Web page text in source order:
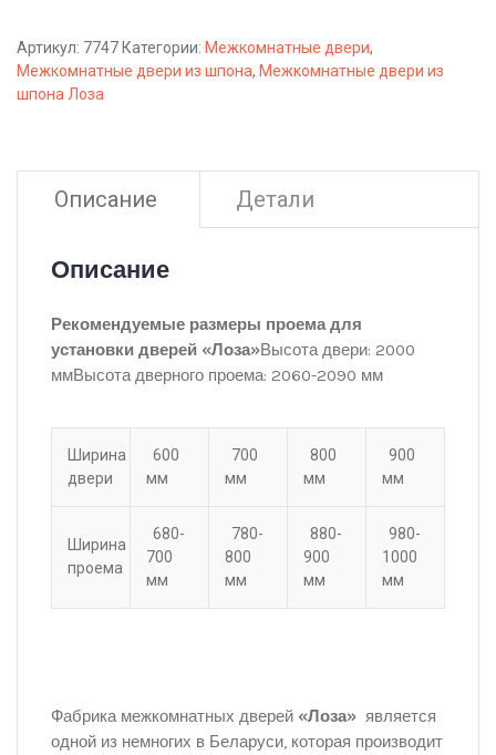
Артикул: 7747 Категории: Межкомнатные двери,
Межкомнатные двери из шпона, Межкомнатные двери из
шпона Лоза
Описание Детали
Описание
Рекомендуемые размеры проема для
установки дверей «Лоза»Высота двери: 2000
ммВысота дверного проема: 2060-2090 мм
Ширина
двери
600
мм
700
мм
800
мм
900
мм
Ширина
проема
680-
700
мм
780-
800
мм
880-
900
мм
980-
1000
мм
Фабрика межкомнатных дверей «Лоза» является
одной из немногих в Беларуси, которая производит